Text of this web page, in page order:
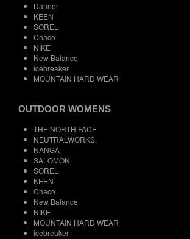
Danner
KEEN
SOREL
Chaco
NIKE
New Balance
icebreaker
MOUNTAIN HARD WEAR
OUTDOOR WOMENS
THE NORTH FACE
NEUTRALWORKS.
NANGA
SALOMON
SOREL
KEEN
Chaco
New Balance
NIKE
MOUNTAIN HARD WEAR
icebreaker